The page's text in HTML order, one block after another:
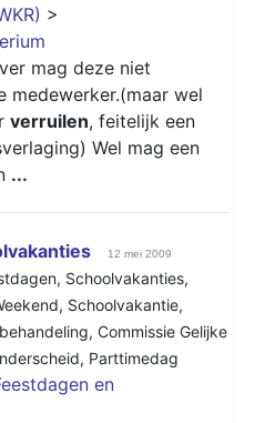
>
mag deze niet
medewerker.(maar wel
verruilen, feitelijk een
Wel mag een
...
12 mei 2009
, Schoolvakanties,
, Schoolvakantie,
, Commissie Gelijke
, Parttimedag
en